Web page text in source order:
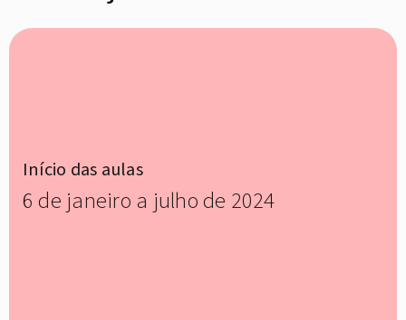
Início das aulas
6 de janeiro a julho de 2024